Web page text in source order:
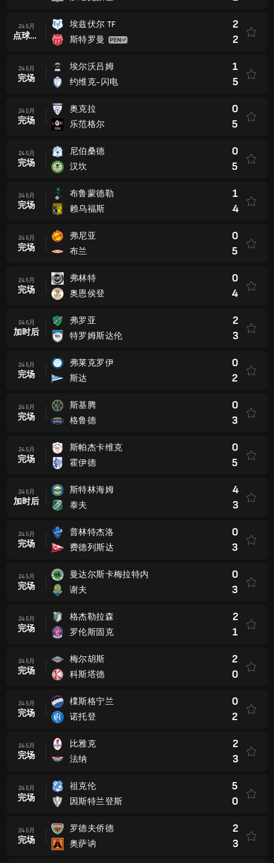
24 5月
点球大战后
埃兹伏尔 TF
斯特罗曼
2
2
24 5月
完场
埃尔沃吕姆
约维克-闪电
1
5
24 5月
完场
奥克拉
乐范格尔
0
5
24 5月
完场
尼伯桑德
汉坎
0
5
24 5月
完场
布鲁蒙德勒
赖乌福斯
1
4
24 5月
完场
弗尼亚
布兰
0
5
24 5月
完场
弗林特
奥恩侯登
0
4
24 5月
加时后
弗罗亚
特罗姆斯达伦
2
3
24 5月
完场
弗莱克罗伊
斯达
0
2
24 5月
完场
斯基腾
格鲁德
0
3
24 5月
完场
斯帕杰卡维克
霍伊德
0
5
24 5月
加时后
斯特林海姆
泰夫
4
3
24 5月
完场
普林特杰洛
费德列斯达
0
3
24 5月
完场
曼达尔斯卡梅拉特内
谢夫
0
3
24 5月
完场
格杰勒拉森
罗伦斯固克
2
1
24 5月
完场
梅尔胡斯
科斯塔德
2
0
24 5月
完场
檏斯格宁兰
诺托登
0
2
24 5月
完场
比雅克
法纳
2
3
24 5月
完场
祖克伦
因斯特兰登斯
5
0
24 5月
完场
罗德夫侨德
奥萨讷
2
3